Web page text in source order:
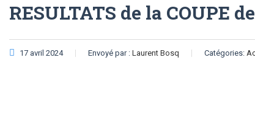
RESULTATS de la COUPE
17 avril 2024 Envoyé par : Laurent Bosq Catégories: